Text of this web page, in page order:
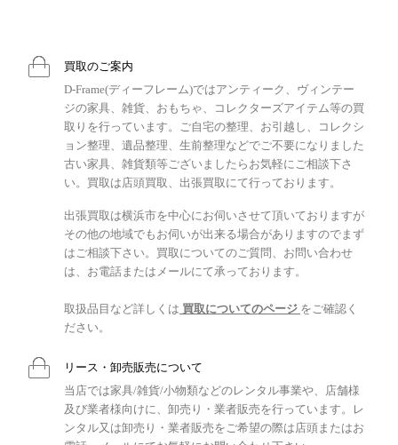
買取のご案内
D-Frame(ディーフレーム)ではアンティーク、ヴィンテー
ジの家具、雑貨、おもちゃ、コレクターズアイテム等の買
取りを行っています。ご自宅の整理、お引越し、コレクシ
ョン整理、遺品整理、生前整理などでご不要になりました
古い家具、雑貨類等ございましたらお気軽にご相談下さ
い。買取は店頭買取、出張買取にて行っております。
出張買取は横浜市を中心にお伺いさせて頂いておりますが
その他の地域でもお伺いが出来る場合がありますのでまず
はご相談下さい。買取についてのご質問、お問い合わせ
は、お電話またはメールにて承っております。
取扱品目など詳しくは 買取についてのページ をご確認く
ださい。
リース・卸売販売について
当店では家具/雑貨/小物類などのレンタル事業や、店舗様
及び業者様向けに、卸売り・業者販売を行っています。レ
ンタル又は卸売り・業者販売をご希望の際は店頭またはお